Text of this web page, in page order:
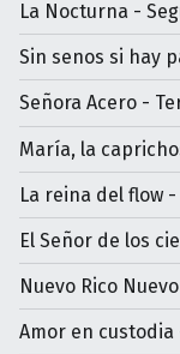
La Nocturna -
Sin senos si hay
Señora Acero -
María, la
La reina del flow
El Señor de los
Nuevo Rico
Amor en custodia